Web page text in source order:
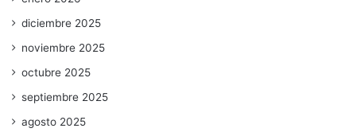
diciembre 2025
noviembre 2025
octubre 2025
septiembre 2025
agosto 2025